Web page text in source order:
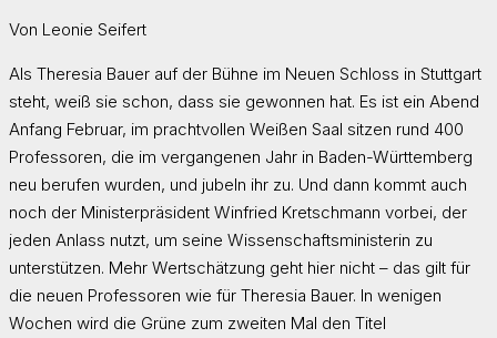
Von Leonie Seifert
Als Theresia Bauer auf der Bühne im Neuen Schloss in Stuttgart
steht, weiß sie schon, dass sie gewonnen hat. Es ist ein Abend
Anfang Februar, im prachtvollen Weißen Saal sitzen rund 400
Professoren, die im vergangenen Jahr in Baden-Württemberg
neu berufen wurden, und jubeln ihr zu. Und dann kommt auch
noch der Ministerpräsident Winfried Kretschmann vorbei, der
jeden Anlass nutzt, um seine Wissenschaftsministerin zu
unterstützen. Mehr Wertschätzung geht hier nicht – das gilt für
die neuen Professoren wie für Theresia Bauer. In wenigen
Wochen wird die Grüne zum zweiten Mal den Titel